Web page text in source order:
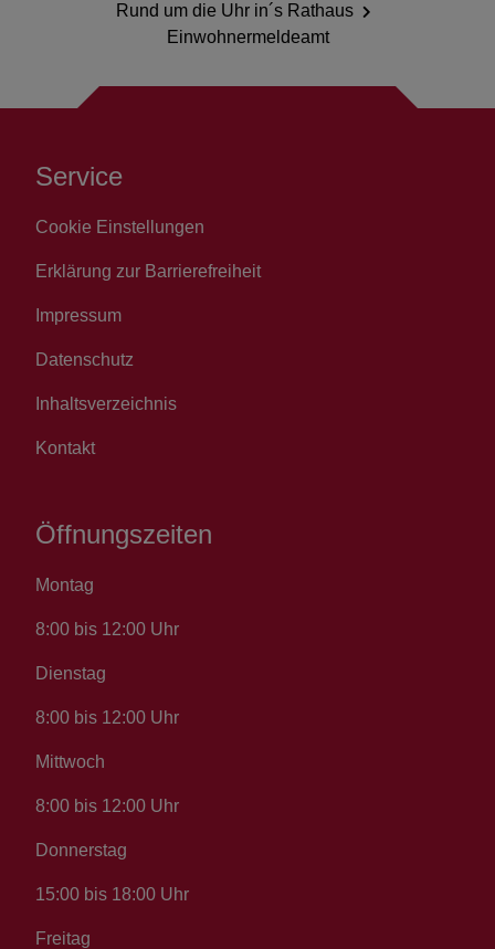
Rund um die Uhr in´s Rathaus
Einwohnermeldeamt
Service
Cookie Einstellungen
Erklärung zur Barrierefreiheit
Impressum
Datenschutz
Inhaltsverzeichnis
Kontakt
Öffnungszeiten
Montag
8:00 bis 12:00 Uhr
Dienstag
8:00 bis 12:00 Uhr
Mittwoch
8:00 bis 12:00 Uhr
Donnerstag
15:00 bis 18:00 Uhr
Freitag